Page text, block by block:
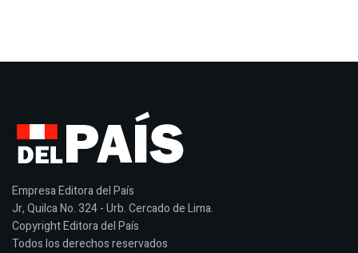
Empresa Editora del País
Jr, Quilca No. 324 - Urb. Cercado de Lima.
Copyright Editora del País
Todos los derechos reservados